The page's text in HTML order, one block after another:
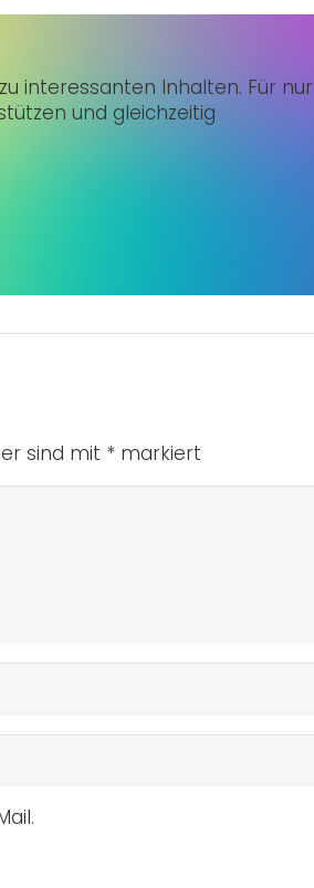
interessanten Inhalten. Für nur
und gleichzeitig
sind mit * markiert